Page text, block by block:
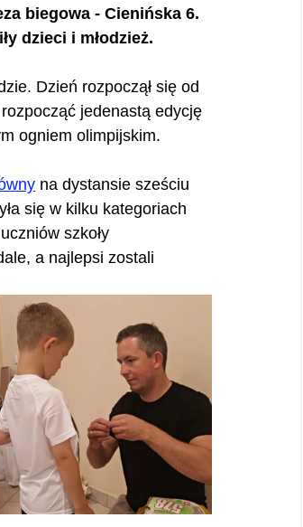
biegowa - Cienińska 6.
dzieci i młodzież.
Dzień rozpoczął się od
jedenastą edycję
ogniem olimpijskim.
na dystansie sześciu
się w kilku kategoriach
szkoły
a najlepsi zostali